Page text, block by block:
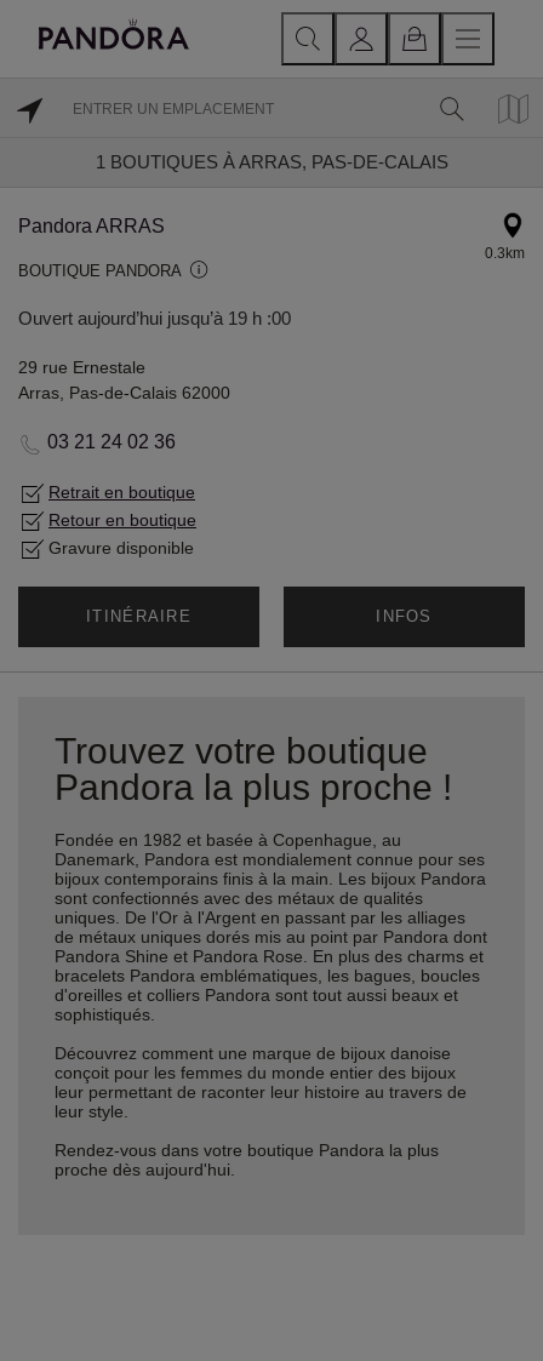
1 BOUTIQUES À ARRAS, PAS-DE-CALAIS
Pandora ARRAS
BOUTIQUE PANDORA
Ouvert aujourd’hui jusqu’à 19 h :00
0.3km
29 rue Ernestale
Arras, Pas-de-Calais 62000
03 21 24 02 36
Retrait en boutique
Retour en boutique
Gravure disponible
ITINÉRAIRE INFOS
Trouvez votre boutique
Pandora la plus proche !
Fondée en 1982 et basée à Copenhague, au
Danemark, Pandora est mondialement connue pour ses
bijoux contemporains finis à la main. Les bijoux Pandora
sont confectionnés avec des métaux de qualités
uniques. De l'Or à l'Argent en passant par les alliages
de métaux uniques dorés mis au point par Pandora dont
Pandora Shine et Pandora Rose. En plus des charms et
bracelets Pandora emblématiques, les bagues, boucles
d'oreilles et colliers Pandora sont tout aussi beaux et
sophistiqués.
Découvrez comment une marque de bijoux danoise
conçoit pour les femmes du monde entier des bijoux
leur permettant de raconter leur histoire au travers de
leur style.
Rendez-vous dans votre boutique Pandora la plus
proche dès aujourd'hui.